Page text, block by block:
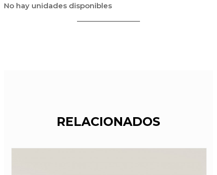
No hay unidades disponibles
RELACIONADOS